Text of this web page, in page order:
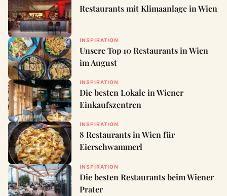
Restaurants mit Klimaanlage in Wien
INSPIRATION
Unsere Top 10 Restaurants in Wien
im August
INSPIRATION
Die besten Lokale in Wiener
Einkaufszentren
INSPIRATION
8 Restaurants in Wien für
Eierschwammerl
INSPIRATION
Die besten Restaurants beim Wiener
Prater